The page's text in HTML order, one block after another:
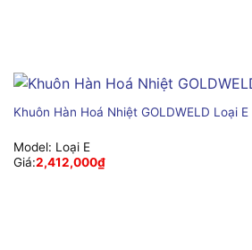
Khuôn Hàn Hoá Nhiệt GOLDWELD Loại E
Model: Loại E
Giá:2,412,000₫